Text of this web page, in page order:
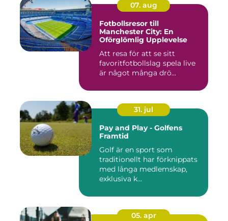
07. aug
Fotbollsresor till
Manchester City: En
Oförglömlig Upplevelse
Att resa för att se sitt
favoritfotbollslag spela live
är något många drö...
31. jul
Pay and Play - Golfens
Framtid
Golf är en sport som
traditionellt har förknippats
med långa medlemskap,
exklusiva k...
05. apr